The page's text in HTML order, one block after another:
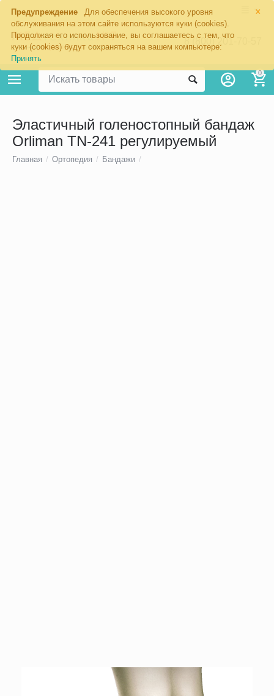
×
Предупреждение
Для обеспечения высокого уровня
обслуживания на этом сайте используются куки (cookies).
Продолжая его использование, вы соглашаетесь с тем, что
куки (cookies) будут сохраняться на вашем компьютере:
Принять
8 (800) 201-70-57
0
Эластичный голеностопный бандаж
Orliman TN-241 регулируемый
Главная / Ортопедия / Бандажи /